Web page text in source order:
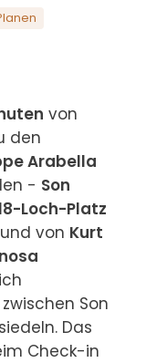
den
Arabella
- Son
Loch-Platz
von Kurt
Son
Check-in